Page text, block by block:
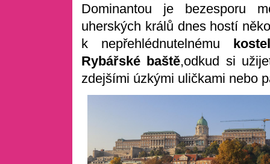
Dominantou je bezesporu
uherských králů dnes hostí
k nepřehlédnutelnému
Rybářské baště,odkud si
zdejšími úzkými uličkami nebo